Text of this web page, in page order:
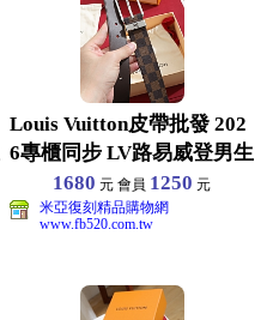
Louis Vuitton皮帶批發 202
6專櫃同步 LV路易威登男生
1680 元 會員 1250 元
米亞復刻精品購物網
www.fb520.com.tw